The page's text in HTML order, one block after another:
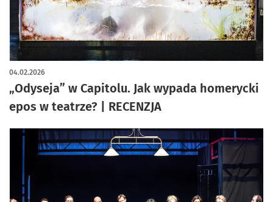
„Odyseja” w Capitolu. Jak wypada homerycki
epos w teatrze? | RECENZJA
04.02.2026
artykuł z galerią zdjęć